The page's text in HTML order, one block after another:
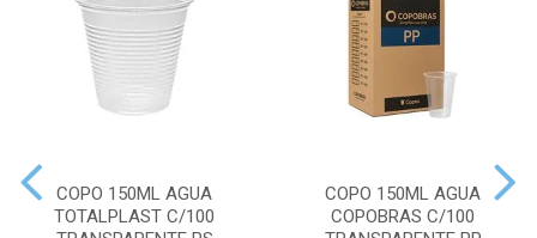
COPO 150ML AGUA
TOTALPLAST C/100
COPO 150ML AGUA
COPOBRAS C/100